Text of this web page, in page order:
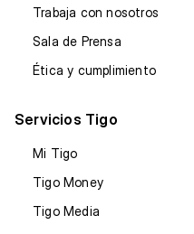
Trabaja con nosotros
Sala de Prensa
Ética y cumplimiento
Servicios Tigo
Mi Tigo
Tigo Money
Tigo Media